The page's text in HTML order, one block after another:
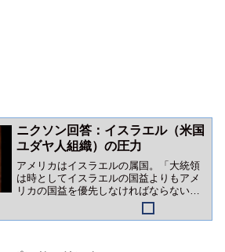
ニクソン回答：イスラエル（米国
ユダヤ人組織）の圧力
アメリカはイスラエルの属国。「大統領
は時としてイスラエルの国益よりもアメ
リカの国益を優先しなければならない」
かつてのニクソン語録は、イスラエルロ
ビーの巨大さを証明しています。